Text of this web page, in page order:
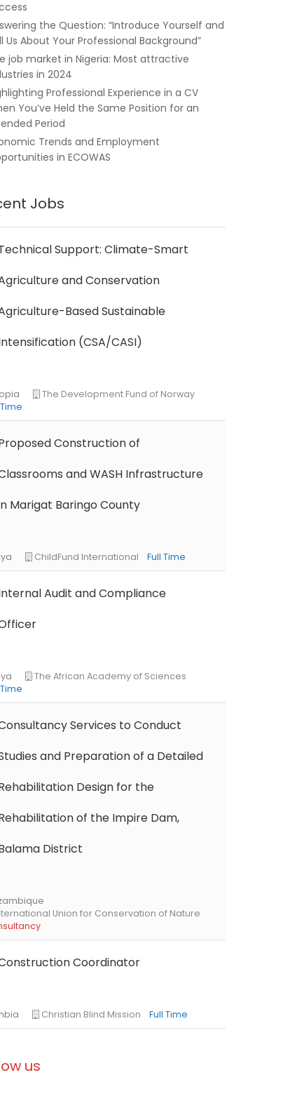
the Question: “Introduce Yourself and
Us About Your Professional Background”
job market in Nigeria: Most attractive
in 2024
Professional Experience in a CV
You’ve Held the Same Position for an
Period
Trends and Employment
in ECOWAS
Jobs
Support: Climate-Smart
and Conservation
Based Sustainable
(CSA/CASI)
Ethiopia
The Development Fund of
Construction of
and WASH Infrastructure
Marigat Baringo County
Audit and Compliance
Kenya
The African Academy of Sciences
Services to Conduct
and Preparation of a Detailed
Design for the
of the Impire Dam,
District
Coordinator
us